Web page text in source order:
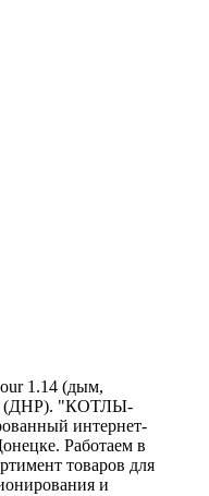
1.14 (дым,
(ДНР). "КОТЛЫ-
интернет-
Работаем в
товаров для
и